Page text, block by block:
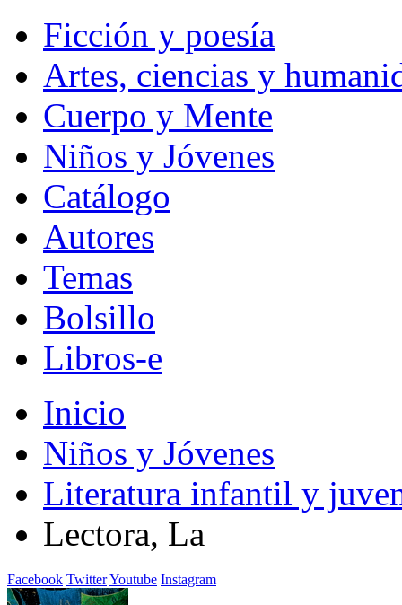
Ficción y poesía
Artes, ciencias y
Cuerpo y Mente
Niños y Jóvenes
Catálogo
Autores
Temas
Bolsillo
Libros-e
Inicio
Niños y Jóvenes
Literatura infantil y
Lectora, La
Facebook TwitterYoutube Instagram